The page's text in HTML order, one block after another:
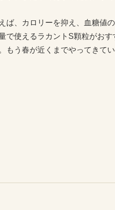
ば、カロリーを抑え、血糖値
使えるラカントS顆粒がおす
う春が近くまでやってきてい